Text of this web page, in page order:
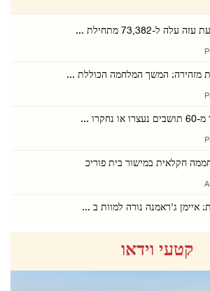
ל-73,382 מתחילת ...
מזהירה: המשך המלחמה הכוללת ...
...
חקלאית במישור בית פוריכ
איימן ג'ראמנה נורה למוות ב ...
נמשכת זה היום השני: בתי ע ...
קטעי וידאו